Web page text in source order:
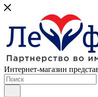
Интернет-магазин